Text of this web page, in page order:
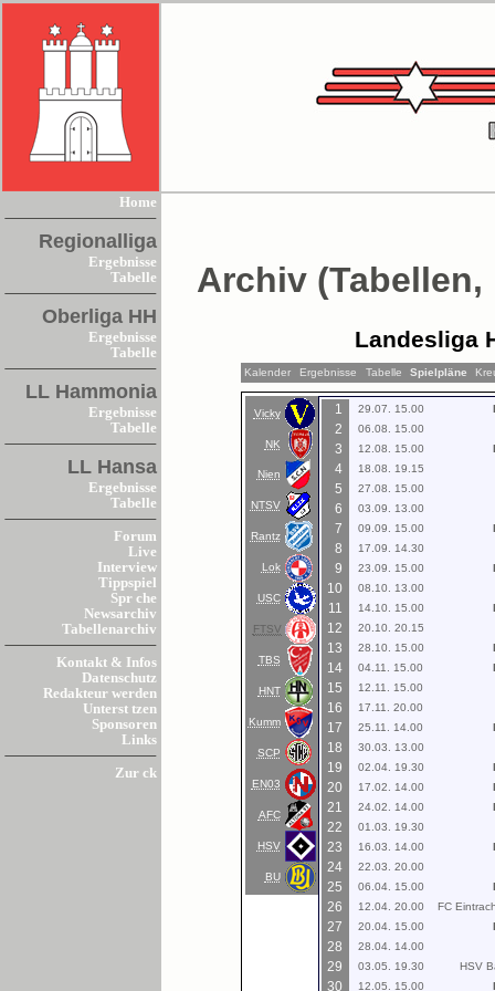
Home
Regionalliga
Ergebnisse
Tabelle
Oberliga HH
Ergebnisse
Tabelle
LL Hammonia
Ergebnisse
Tabelle
LL Hansa
Ergebnisse
Tabelle
Forum
Live
Interview
Tippspiel
Spr che
Newsarchiv
Tabellenarchiv
Kontakt & Infos
Datenschutz
Redakteur werden
Unterst tzen
Sponsoren
Links
Zur ck
Archiv
Landesliga
Kalender Ergebnisse Tabelle Spielpläne
Vicky
NK
Nien
NTSV
Rantz
Lok
USC
FTSV
TBS
HNT
Kumm
SCP
EN03
AFC
HSV
BU
1 29.07. 15.00
2 06.08. 15.00
3 12.08. 15.00
4 18.08. 19.15
5 27.08. 15.00
6 03.09. 13.00
7 09.09. 15.00
8 17.09. 14.30
9 23.09. 15.00
10 08.10. 13.00
11 14.10. 15.00
12 20.10. 20.15
13 28.10. 15.00
14 04.11. 15.00
15 12.11. 15.00
16 17.11. 20.00
17 25.11. 14.00
18 30.03. 13.00
19 02.04. 19.30
20 17.02. 14.00
21 24.02. 14.00
22 01.03. 19.30
23 16.03. 14.00
24 22.03. 20.00
25 06.04. 15.00
26 12.04. 20.00 FC
27 20.04. 15.00
28 28.04. 14.00
29 03.05. 19.30 HSV
30 12.05. 15.00